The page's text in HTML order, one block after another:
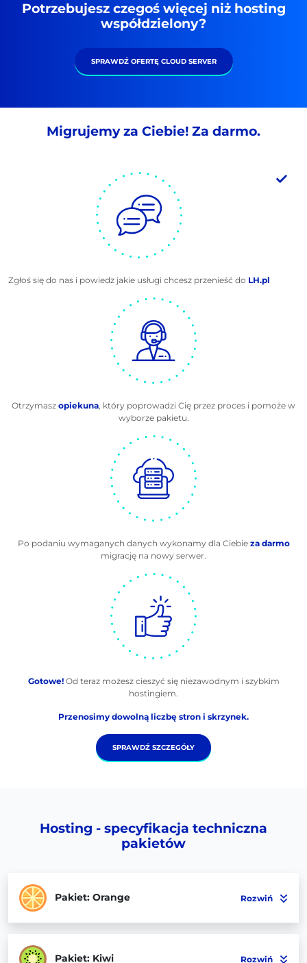
Potrzebujesz czegoś więcej niż hosting
współdzielony?
SPRAWDŹ OFERTĘ CLOUD SERVER
Migrujemy za Ciebie! Za darmo.
Zgłoś się do nas i powiedz jakie usługi chcesz przenieść do LH.pl
Otrzymasz opiekuna, który poprowadzi Cię przez proces i pomoże w
wyborze pakietu.
Po podaniu wymaganych danych wykonamy dla Ciebie za darmo
migrację na nowy serwer.
Gotowe!Od teraz możesz cieszyć się niezawodnym i szybkim
hostingiem.
Przenosimy dowolną liczbę stron i skrzynek.
SPRAWDŹ SZCZEGÓŁY
Hosting - specyfikacja techniczna
pakietów
Pakiet: Orange Rozwiń
Pakiet: Kiwi Rozwiń